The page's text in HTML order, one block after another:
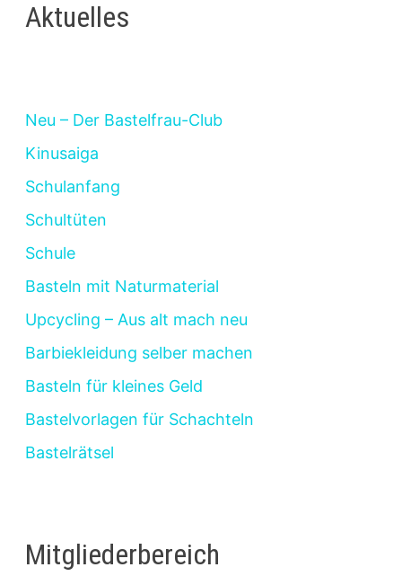
Aktuelles
Neu – Der Bastelfrau-Club
Kinusaiga
Schulanfang
Schultüten
Schule
Basteln mit Naturmaterial
Upcycling – Aus alt mach neu
Barbiekleidung selber machen
Basteln für kleines Geld
Bastelvorlagen für Schachteln
Bastelrätsel
Mitgliederbereich